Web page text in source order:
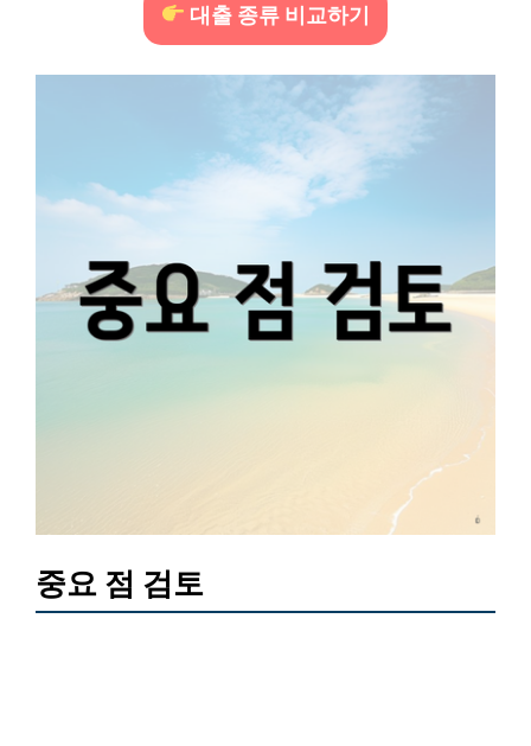
대출 종류 비교하기
중요 점 검토